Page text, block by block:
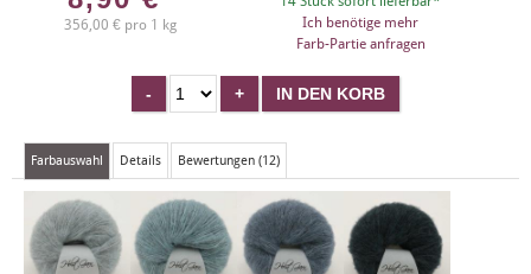
356,00 € pro 1 kg
Ich benötige mehr
Farb-Partie anfragen
Farbauswahl Details Bewertungen (12)